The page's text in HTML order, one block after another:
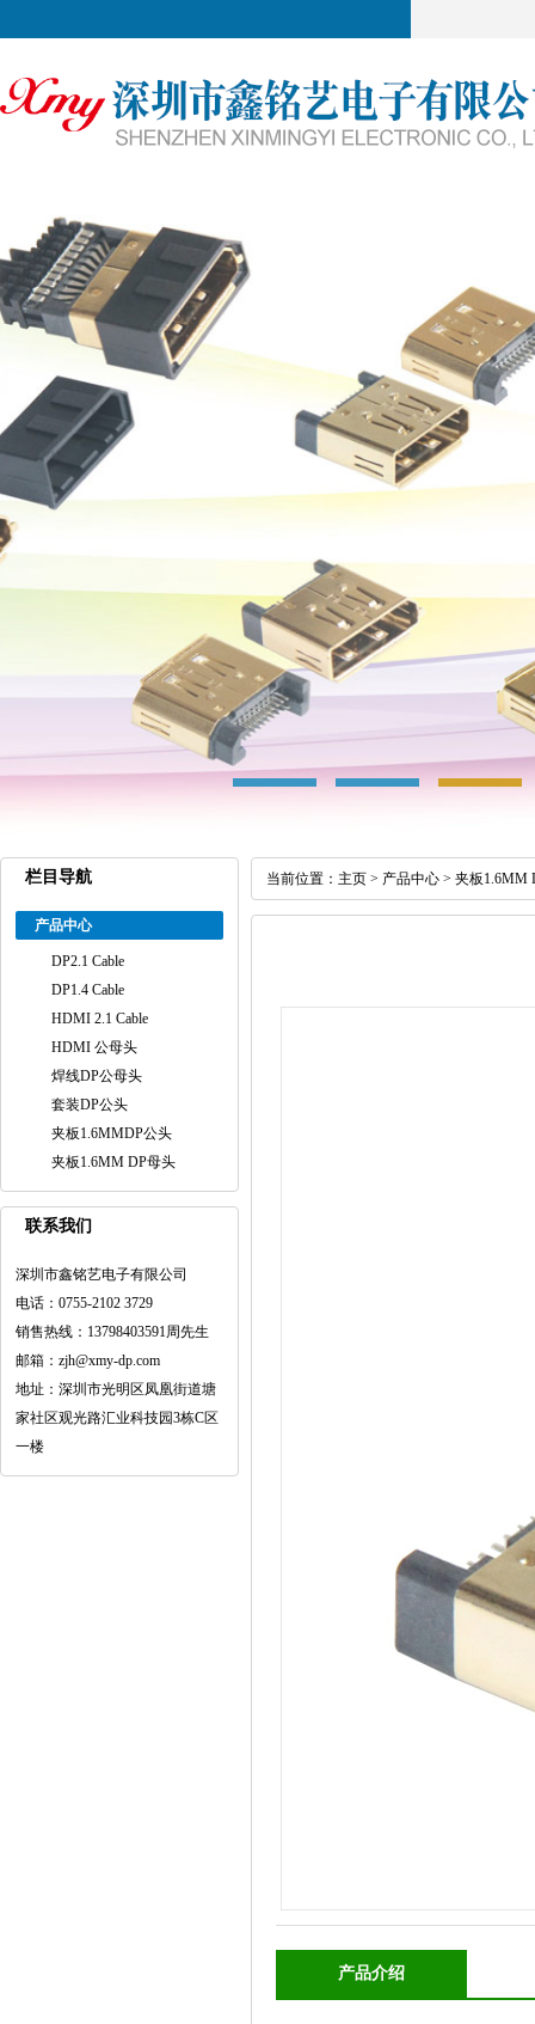
栏目导航
产品中心
DP2.1 Cable
DP1.4 Cable
HDMI 2.1 Cable
HDMI 公母头
焊线DP公母头
套装DP公头
夹板1.6MMDP公头
夹板1.6MM DP母头
联系我们
深圳市鑫铭艺电子有限公司
电话：0755-2102 3729
销售热线：13798403591周先生
邮箱：zjh@xmy-dp.com
地址：深圳市光明区凤凰街道塘
家社区观光路汇业科技园3栋C区
一楼
当前位置： 主页 > 产品中心 > 夹板1.6MM
产品介绍